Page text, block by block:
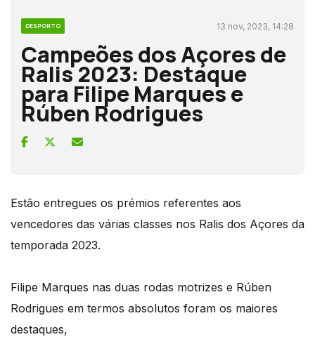
DESPORTO 13 nov, 2023, 14:28
Campeões dos Açores de
Ralis 2023: Destaque
para Filipe Marques e
Rúben Rodrigues
Estão entregues os prémios referentes aos
vencedores das várias classes nos Ralis dos Açores da
temporada 2023.
Filipe Marques nas duas rodas motrizes e Rúben
Rodrigues em termos absolutos foram os maiores
destaques,